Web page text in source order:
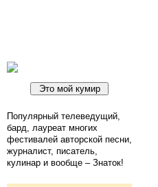
Популярный телеведущий,
бард, лауреат многих
фестивалей авторской песни,
журналист, писатель,
кулинар и вообще – Знаток!